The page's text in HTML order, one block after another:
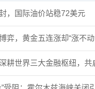
，国际油价站稳72美元
弈，黄金五连涨却“涨不动
耕世界三大金融枢纽，共